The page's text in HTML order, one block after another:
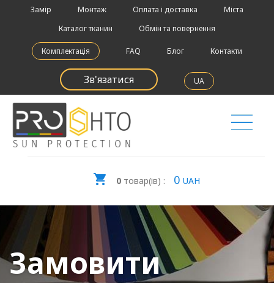
Замір Монтаж Оплата і доставка
Міста
Каталог тканин
Обмін та повернення
Комплектація FAQ Блог Контакти
Зв'язатися UA
0товар(ів) : 0 UAH
Замовити